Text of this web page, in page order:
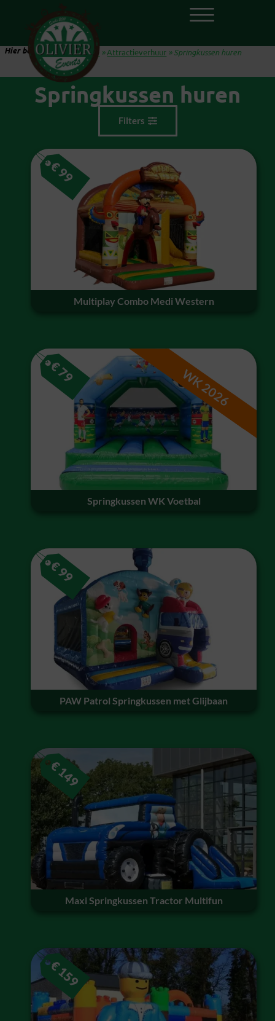
Hier ben je: Home »Attractieverhuur »Springkussen huren
Springkussen huren
Filters
Multiplay Combo Medi Western
€
99
WK 2026
Springkussen WK Voetbal
€
79
PAW Patrol Springkussen met Glijbaan
€
99
Maxi Springkussen Tractor Multifun
€
149
€
159